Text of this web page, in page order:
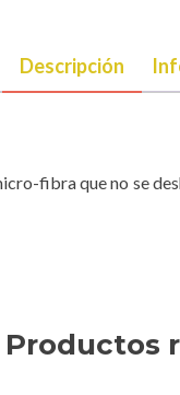
Descripción
fibra que no se
Productos